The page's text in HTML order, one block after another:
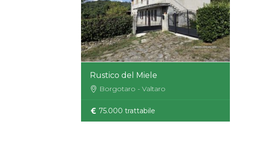
Rustico del Miele
Borgotaro - Valtaro
75.000 trattabile